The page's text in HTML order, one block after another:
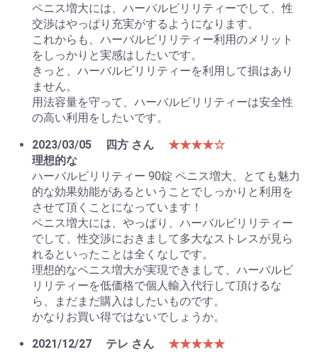
ペニス増大には、ハーバルビリリティーでして、性
交渉はやっぱり充実がするようになります。
これからも、ハーバルビリリティー利用のメリット
をしっかりと実感はしたいです。
きっと、ハーバルビリリティーを利用して損はあり
ません。
用法容量を守って、ハーバルビリリティーは安全性
の高い利用をしたいです。
2023/03/05
四方 さん
★★★★☆
理想的な
ハーバルビリリティー 90錠 ペニス増大、とても魅力
的な効果効能があるということでしっかりと利用を
させて頂くことになっています！
ペニス増大には、やっぱり、ハーバルビリリティー
でして、性交渉におきまして多大なストレスが見ら
れるといったことは全くなしです。
理想的なペニス増大が実現できまして、ハーバルビ
リリティーを低価格で個人輸入代行して頂けるな
ら、まだまだ購入はしたいものです。
かなりお買い得ではないでしょうか。
2021/12/27
テレ さん
★★★★★